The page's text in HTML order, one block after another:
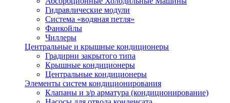
Гидравлические модули
Система «водяная петля»
Фанкойлы
Чиллеры
Центральные и крышные кондиционеры
Градирни закрытого типа
Крышные кондиционеры
Центральные кондиционеры
Элементы систем кондиционирования
Клапаны и з/р арматура (кондиционирование)